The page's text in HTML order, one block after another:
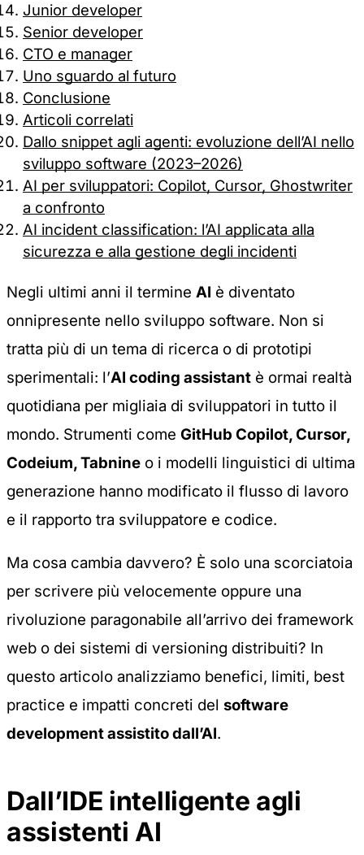
Junior developer
Senior developer
CTO e manager
Uno sguardo al futuro
Conclusione
Articoli correlati
Dallo snippet agli agenti: evoluzione dell’AI nello
sviluppo software (2023–2026)
AI per sviluppatori: Copilot, Cursor, Ghostwriter
a confronto
AI incident classification: l’AI applicata alla
sicurezza e alla gestione degli incidenti
Negli ultimi anni il termine AI è diventato
onnipresente nello sviluppo software. Non si
tratta più di un tema di ricerca o di prototipi
sperimentali: l’AI coding assistant è ormai realtà
quotidiana per migliaia di sviluppatori in tutto il
mondo. Strumenti come GitHub Copilot, Cursor,
Codeium, Tabnine o i modelli linguistici di ultima
generazione hanno modificato il flusso di lavoro
e il rapporto tra sviluppatore e codice.
Ma cosa cambia davvero? È solo una scorciatoia
per scrivere più velocemente oppure una
rivoluzione paragonabile all’arrivo dei framework
web o dei sistemi di versioning distribuiti? In
questo articolo analizziamo benefici, limiti, best
practice e impatti concreti del software
development assistito dall’AI.
Dall’IDE intelligente agli
assistenti AI